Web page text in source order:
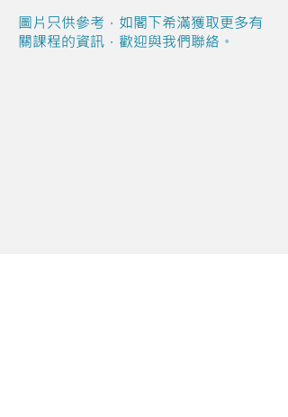
圖片只供參考，如閣下希滿獲取更多有
關課程的資訊，歡迎與我們聯絡。